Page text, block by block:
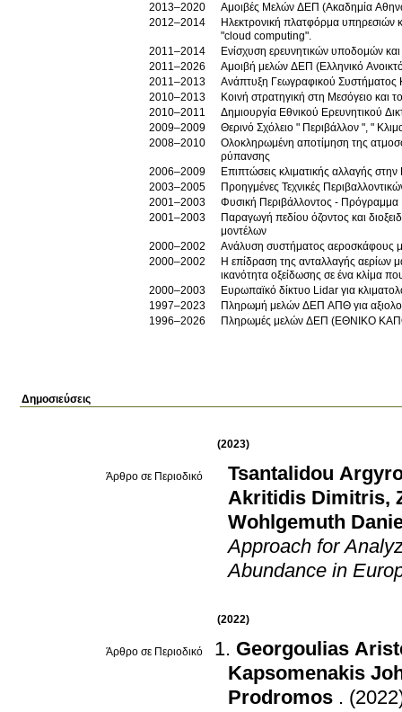
2013–2020
Αμοιβές Μελών ΔΕΠ (Ακαδημία
2012–2014
Ηλεκτρονική πλατφόρμα υπηρεσιών
"cloud computing".
2011–2014
Ενίσχυση ερευνητικών υποδομών
2011–2026
Αμοιβή μελών ΔΕΠ (Ελληνικό
2011–2013
Ανάπτυξη Γεωγραφικού Συστήματος
2010–2013
Κοινή στρατηγική στη Μεσόγειο και
2010–2011
Δημιουργία Εθνικού Ερευνητικού
2009–2009
Θερινό Σχόλειο " Περιβάλλον ", "
2008–2010
Ολοκληρωμένη αποτίμηση της
ρύπανσης
2006–2009
Επιπτώσεις κλιματικής αλλαγής
2003–2005
Προηγμένες Τεχνικές
2001–2003
Φυσική Περιβάλλοντος -
2001–2003
Παραγωγή πεδίου όζοντος και
μοντέλων
2000–2002
Ανάλυση συστήματος αεροσκάφους
2000–2002
Η επίδραση της ανταλλαγής αερίων
ικανότητα οξείδωσης σε ένα κλίμα
2000–2003
Ευρωπαϊκό δίκτυο Lidar για
1997–2023
Πληρωμή μελών ΔΕΠ ΑΠΘ για
1996–2026
Πληρωμές μελών ΔΕΠ (ΕΘΝΙΚΟ
Δημοσιεύσεις
(2023)
Άρθρο σε Περιοδικό
Tsantalidou
Akritidis Dimitris,
Wohlgemuth
Approach for
Abundance in
(2022)
Άρθρο σε Περιοδικό
Georgoulias
Kapsomenakis
Prodromos .